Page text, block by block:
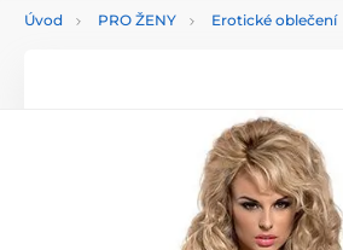
Úvod PRO ŽENY Erotické oblečení